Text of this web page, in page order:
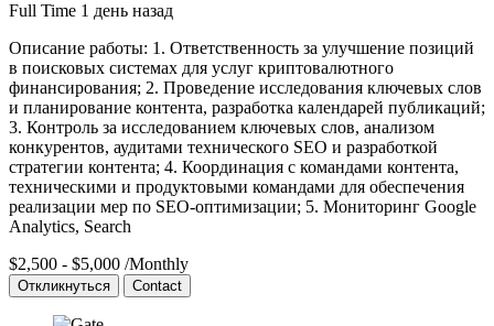
Full Time 1 день назад
Описание работы: 1. Ответственность за улучшение позиций
в поисковых системах для услуг криптовалютного
финансирования; 2. Проведение исследования ключевых слов
и планирование контента, разработка календарей публикаций;
3. Контроль за исследованием ключевых слов, анализом
конкурентов, аудитами технического SEO и разработкой
стратегии контента; 4. Координация с командами контента,
техническими и продуктовыми командами для обеспечения
реализации мер по SEO-оптимизации; 5. Мониторинг Google
Analytics, Search
$2,500 - $5,000 /Monthly
Откликнуться Contact